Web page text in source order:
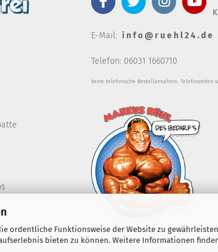
ordentliche Funktionsweise der Website zu
bieten zu können. Weitere Informationen
E-Mail: i n f o @ r u e h l 2 4 . d e
Telefon: 06031 1660710
keine telefonische Bestellannahme, Telefonzeiten